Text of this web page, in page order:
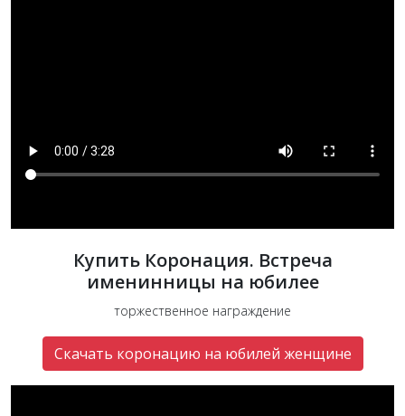
Купить Коронация. Встреча
именинницы на юбилее
торжественное награждение
Скачать коронацию на юбилей женщине